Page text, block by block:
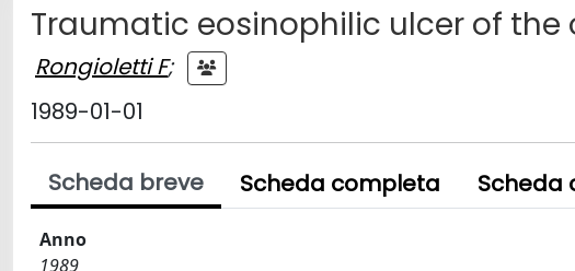
Traumatic eosinophilic ulcer of the
Rongioletti F;
1989-01-01
Scheda breve Scheda completa Scheda
Anno
1989